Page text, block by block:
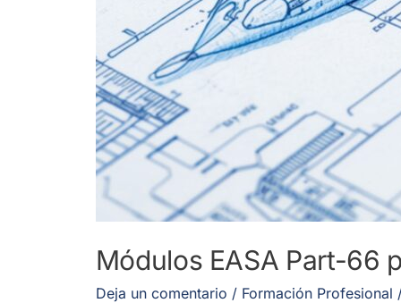
Módulos EASA Part-66
Deja un comentario / Formación Profesional